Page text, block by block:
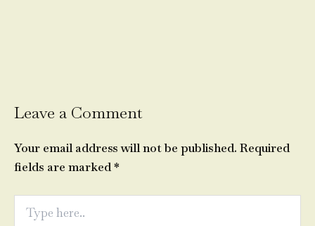
Leave a Comment
Your email address will not be published. Required
fields are marked*
here..